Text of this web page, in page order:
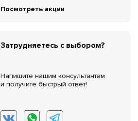
Посмотреть акции
Затрудняетесь с выбором?
Напишите нашим консультантам
и получите быстрый ответ!